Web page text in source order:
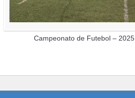
Campeonato de Futebol – 2025